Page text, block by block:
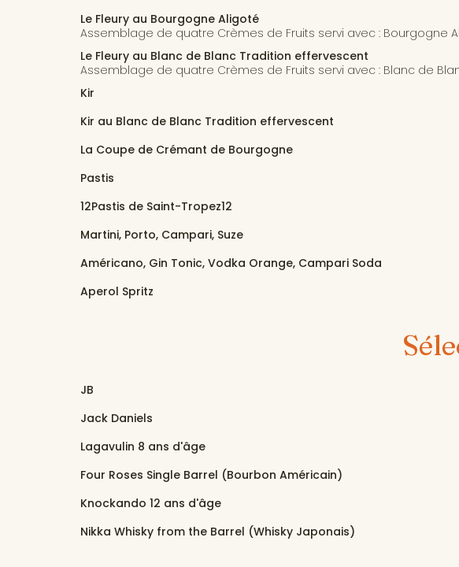
Le Fleury au Bourgogne Aligoté
Assemblage de quatre Crèmes de Fruits servi avec : Bourgogne
Le Fleury au Blanc de Blanc Tradition effervescent
Assemblage de quatre Crèmes de Fruits servi avec : Blanc de
Kir
Kir au Blanc de Blanc Tradition effervescent
La Coupe de Crémant de Bourgogne
Pastis
12Pastis de Saint-Tropez12
Martini, Porto, Campari, Suze
Américano, Gin Tonic, Vodka Orange, Campari Soda
Aperol Spritz
JB
Jack Daniels
Lagavulin 8 ans d'âge
Four Roses Single Barrel (Bourbon Américain)
Knockando 12 ans d'âge
Nikka Whisky from the Barrel (Whisky Japonais)